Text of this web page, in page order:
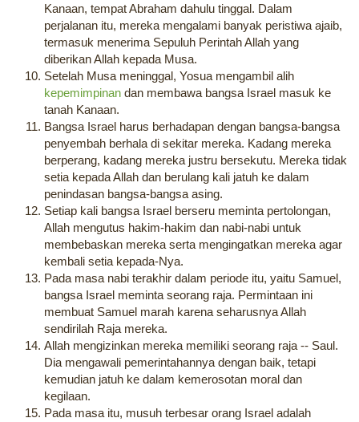
Kanaan, tempat Abraham dahulu tinggal. Dalam
perjalanan itu, mereka mengalami banyak peristiwa ajaib,
termasuk menerima Sepuluh Perintah Allah yang
diberikan Allah kepada Musa.
Setelah Musa meninggal, Yosua mengambil alih
kepemimpinan dan membawa bangsa Israel masuk ke
tanah Kanaan.
Bangsa Israel harus berhadapan dengan bangsa-bangsa
penyembah berhala di sekitar mereka. Kadang mereka
berperang, kadang mereka justru bersekutu. Mereka tidak
setia kepada Allah dan berulang kali jatuh ke dalam
penindasan bangsa-bangsa asing.
Setiap kali bangsa Israel berseru meminta pertolongan,
Allah mengutus hakim-hakim dan nabi-nabi untuk
membebaskan mereka serta mengingatkan mereka agar
kembali setia kepada-Nya.
Pada masa nabi terakhir dalam periode itu, yaitu Samuel,
bangsa Israel meminta seorang raja. Permintaan ini
membuat Samuel marah karena seharusnya Allah
sendirilah Raja mereka.
Allah mengizinkan mereka memiliki seorang raja -- Saul.
Dia mengawali pemerintahannya dengan baik, tetapi
kemudian jatuh ke dalam kemerosotan moral dan
kegilaan.
Pada masa itu, musuh terbesar orang Israel adalah